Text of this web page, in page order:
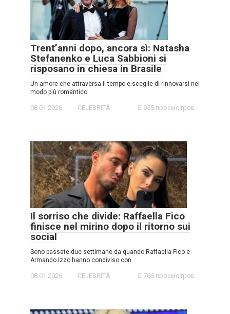
Trent’anni dopo, ancora sì: Natasha
Stefanenko e Luca Sabbioni si
risposano in chiesa in Brasile
Un amore che attraversa il tempo e sceglie di rinnovarsi nel
modo più romantico
08.01.2026 CELEBRITÀ 955 просмотров
Il sorriso che divide: Raffaella Fico
finisce nel mirino dopo il ritorno sui
social
Sono passate due settimane da quando Raffaella Fico e
Armando Izzo hanno condiviso con
08.01.2026 CELEBRITÀ 766 просмотров